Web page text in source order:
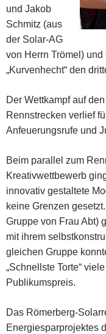
und Jakob
Schmitz (aus
der Solar-AG
von Herrn Trömel) und
„Kurvenhecht“ den
Der Wettkampf auf
Rennstrecken verlief
Anfeuerungsrufe und
Beim parallel zum
Kreativwettbewerb
innovativ gestaltete
keine Grenzen
Gruppe von Frau Abt)
mit ihrem
gleichen Gruppe
„Schnellste Torte“
Publikumspreis.
Das Römerberg-
Energiesparprojektes